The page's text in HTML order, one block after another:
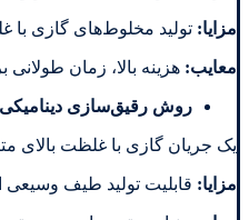
مزایا: تولید مخلوط‌های گازی با
معایب: هزینه بالا، زمان
روش رقیق‌سازی دینامیکی
یک جریان گازی با غلظت بالای
مزایا: قابلیت تولید طیف وسیعی